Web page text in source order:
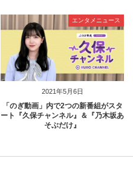
2021年5月6日
エンタメニュース
「のぎ動画」内で2つの新番組がスタ
ート『久保チャンネル』＆『乃木坂あ
そぶだけ』